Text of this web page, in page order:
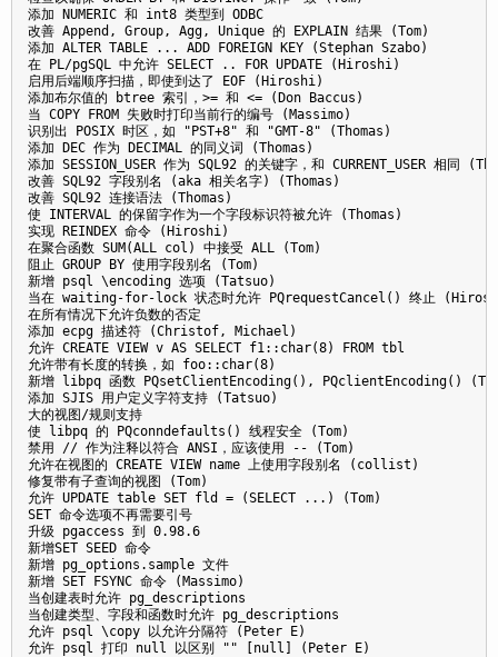
添加 NUMERIC 和 int8 类型到 ODBC
改善 Append, Group, Agg, Unique 的 EXPLAIN 结果 (Tom)
添加 ALTER TABLE ... ADD FOREIGN KEY (Stephan Szabo)
在 PL/pgSQL 中允许 SELECT .. FOR UPDATE (Hiroshi)
启用后端顺序扫描，即使到达了 EOF (Hiroshi)
添加布尔值的 btree 索引，>= 和 <= (Don Baccus)
当 COPY FROM 失败时打印当前行的编号 (Massimo)
识别出 POSIX 时区，如 "PST+8" 和 "GMT-8" (Thomas)
添加 DEC 作为 DECIMAL 的同义词 (Thomas)
添加 SESSION_USER 作为 SQL92 的关键字，和 CURRENT_USER 相同
改善 SQL92 字段别名 (aka 相关名字) (Thomas)
改善 SQL92 连接语法 (Thomas)
使 INTERVAL 的保留字作为一个字段标识符被允许 (Thomas)
实现 REINDEX 命令 (Hiroshi)
在聚合函数 SUM(ALL col) 中接受 ALL (Tom)
阻止 GROUP BY 使用字段别名 (Tom)
新增 psql \encoding 选项 (Tatsuo)
当在 waiting-for-lock 状态时允许 PQrequestCancel() 终止
在所有情况下允许负数的否定
添加 ecpg 描述符 (Christof, Michael)
允许 CREATE VIEW v AS SELECT f1::char(8) FROM tbl
允许带有长度的转换，如 foo::char(8)
新增 libpq 函数 PQsetClientEncoding(), PQclientEncoding()
添加 SJIS 用户定义字符支持 (Tatsuo)
大的视图/规则支持
使 libpq 的 PQconndefaults() 线程安全 (Tom)
禁用 // 作为注释以符合 ANSI，应该使用 -- (Tom)
允许在视图的 CREATE VIEW name 上使用字段别名 (collist)
修复带有子查询的视图 (Tom)
允许 UPDATE table SET fld = (SELECT ...) (Tom)
SET 命令选项不再需要引号
升级 pgaccess 到 0.98.6
新增SET SEED 命令
新增 pg_options.sample 文件
新增 SET FSYNC 命令 (Massimo)
当创建表时允许 pg_descriptions
当创建类型、字段和函数时允许 pg_descriptions
允许 psql \copy 以允许分隔符 (Peter E)
允许 psql 打印 null 以区别 "" [null] (Peter E)